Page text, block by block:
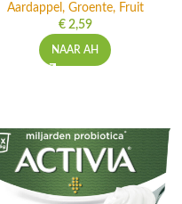
Aardappel, Groente, Fruit
€2,59
NAAR AH